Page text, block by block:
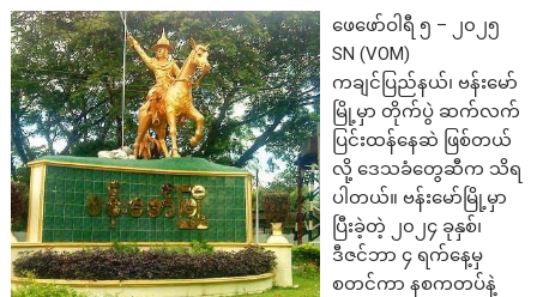
ဖေဖော်ဝါရီ ၅ – ၂၀၂၅
SN (VOM)
ကချင်ပြည်နယ်၊ ဗန်းမော်
မြို့မှာ တိုက်ပွဲ ဆက်လက်
ပြင်းထန်နေဆဲ ဖြစ်တယ်
လို့ ဒေသခံတွေဆီက သိရ
ပါတယ်။ ဗန်းမော်မြို့မှာ
ပြီးခဲ့တဲ့ ၂၀၂၄ ခုနှစ်၊
ဒီဇင်ဘာ ၄ ရက်နေ့မှ
စတင်ကာ နစကတပ်နဲ့